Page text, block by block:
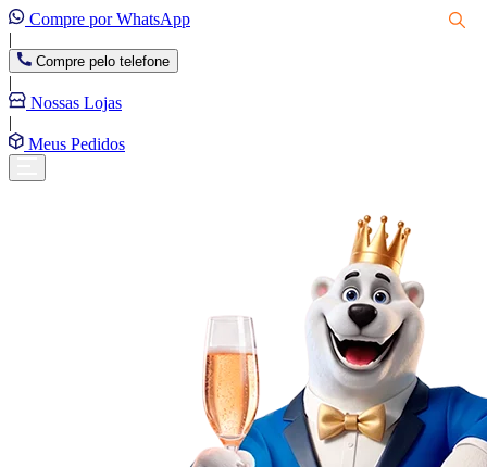
Compre por WhatsApp
|
Compre pelo telefone
|
Nossas Lojas
|
Meus Pedidos